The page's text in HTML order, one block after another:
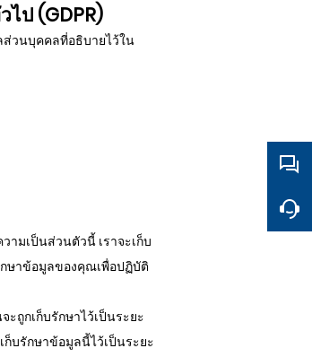
ป (GDPR)
ส่วนบุคคลที่อธิบายไว้ใน
มเป็นส่วนตัวนี้ เราจะเก็บ
ษาข้อมูลของคุณเพื่อปฏิบัติ
ถูกเก็บรักษาไว้เป็นระยะ
ก็บรักษาข้อมูลนี้ไว้เป็นระยะ